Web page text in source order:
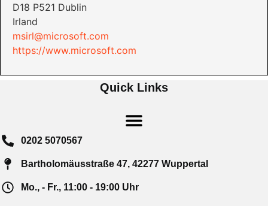
D18 P521 Dublin
Irland
msirl@microsoft.com
https://www.microsoft.com
Quick Links
0202 5070567
Bartholomäusstraße 47, 42277 Wuppertal
Mo., - Fr., 11:00 - 19:00 Uhr